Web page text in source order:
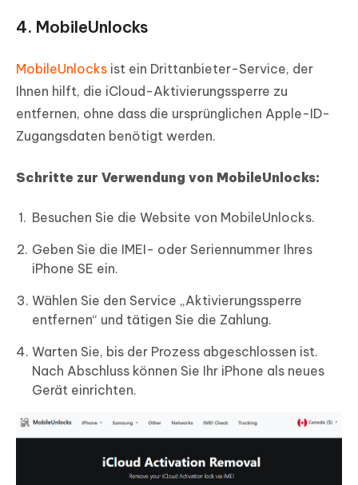
4. MobileUnlocks
MobileUnlocks ist ein Drittanbieter-Service, der
Ihnen hilft, die iCloud-Aktivierungssperre zu
entfernen, ohne dass die ursprünglichen Apple-ID-
Zugangsdaten benötigt werden.
Schritte zur Verwendung von MobileUnlocks:
Besuchen Sie die Website von MobileUnlocks.
Geben Sie die IMEI- oder Seriennummer Ihres
iPhone SE ein.
Wählen Sie den Service „Aktivierungssperre
entfernen“ und tätigen Sie die Zahlung.
Warten Sie, bis der Prozess abgeschlossen ist.
Nach Abschluss können Sie Ihr iPhone als neues
Gerät einrichten.